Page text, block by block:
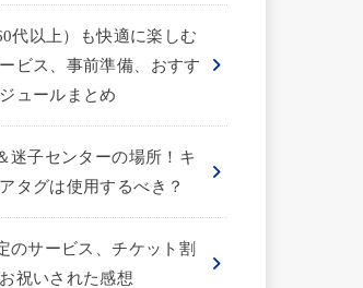
代以上）も快適に楽しむ
ビス、事前準備、おすす
ュールまとめ
迷子センターの場所！キ
タグは使用するべき？
のサービス、チケット割
祝いされた感想